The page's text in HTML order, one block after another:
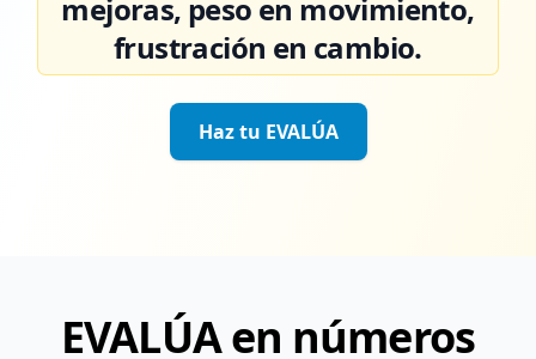
mejoras, peso en movimiento,
frustración en cambio.
Haz tu EVALÚA
EVALÚA en números